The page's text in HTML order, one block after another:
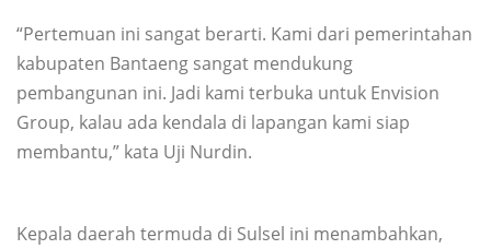
“Pertemuan ini sangat berarti. Kami dari pemerintahan
kabupaten Bantaeng sangat mendukung
pembangunan ini. Jadi kami terbuka untuk Envision
Group, kalau ada kendala di lapangan kami siap
membantu,” kata Uji Nurdin.
Kepala daerah termuda di Sulsel ini menambahkan,